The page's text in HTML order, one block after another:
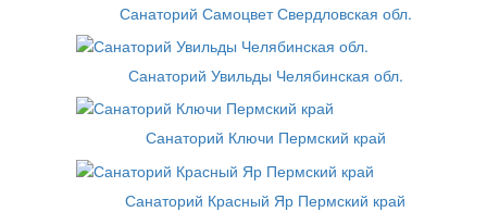
Санаторий Самоцвет Свердловская обл.
Санаторий Увильды Челябинская обл.
Санаторий Ключи Пермский край
Санаторий Красный Яр Пермский край